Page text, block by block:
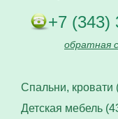
+7 (343)
обратная
Спальни, кровати
Детская мебель